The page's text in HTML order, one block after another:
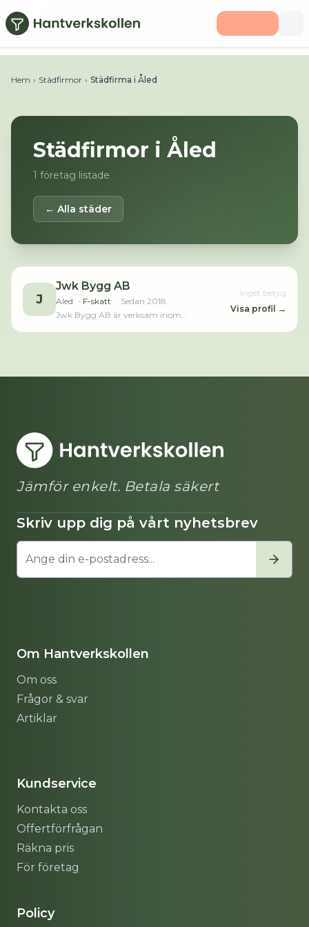
Hoppa till huvudinnehåll
Hem › Städfirmor › Städfirma i Åled
Städfirmor i Åled
1 företag listade
← Alla städer
J
Jwk Bygg AB
Aled · F-skatt · Sedan 2018
Jwk Bygg AB är verksam inom
Inget betyg
Visa profil →
Jämför enkelt. Betala säkert
Skriv upp dig på vårt nyhetsbrev
Om Hantverkskollen
Om oss
Frågor & svar
Artiklar
Kundservice
Kontakta oss
Offertförfrågan
Räkna pris
För företag
Policy